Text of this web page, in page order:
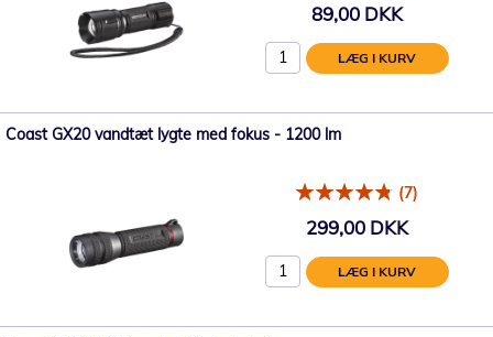
89,00 DKK
LÆG I KURV
Coast GX20 vandtæt lygte med fokus - 1200 lm
(7)
299,00 DKK
LÆG I KURV